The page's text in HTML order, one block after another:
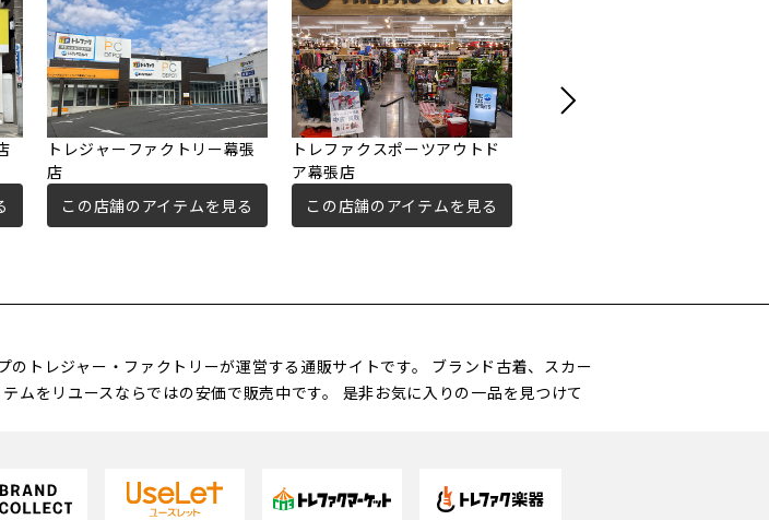
トレジャーファクトリー幕張
店
この店舗のアイテムを見る
トレファクスポーツアウトド
ア幕張店
この店舗のアイテムを見る
トレジャー・ファクトリーが運営する通販サイトです。 ブランド古着、スカー
ムをリユースならではの安価で販売中です。 是非お気に入りの一品を見つけて